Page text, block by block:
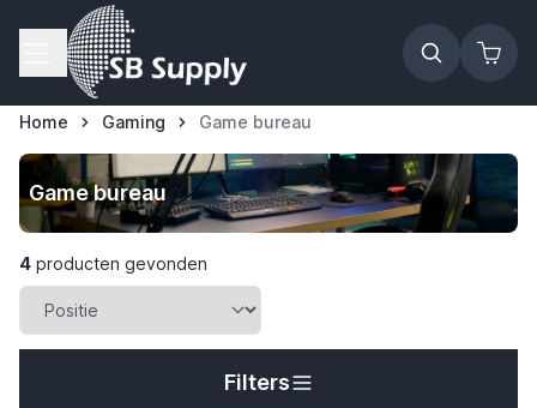
Ga naar de inhoud
Home Gaming Game bureau
Game bureau
4 producten gevonden
Filters